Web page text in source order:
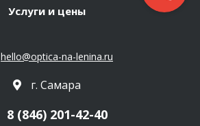
Услуги и цены
hello@optica-na-lenina.ru
г. Самара
8 (846) 201-42-40